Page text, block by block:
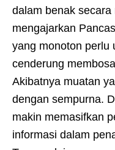
dalam benak
mengajarkan
yang monoton perlu
cenderung
Akibatnya muatan
dengan sempurna.
makin memasifkan
informasi dalam